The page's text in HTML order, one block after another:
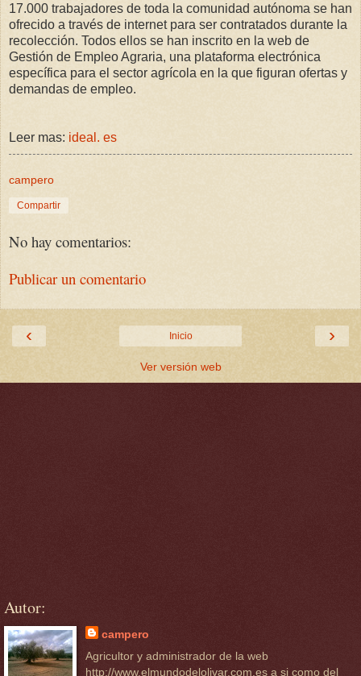
17.000 trabajadores de toda la comunidad autónoma se han
ofrecido a través de internet para ser contratados durante la
recolección. Todos ellos se han inscrito en la web de
Gestión de Empleo Agraria, una plataforma electrónica
específica para el sector agrícola en la que figuran ofertas y
demandas de empleo.
Leer mas: ideal. es
campero
Compartir
No hay comentarios:
Publicar un comentario
‹ ›
Inicio
Ver versión web
Autor:
campero
Agricultor y administrador de la web
http://www.elmundodelolivar.com.es a si como del